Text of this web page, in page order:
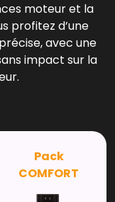
moteur et la
profitez d’une
avec une
impact sur la
Pack
COMFORT